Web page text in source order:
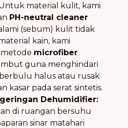
material kulit, kami
PH-neutral cleaner
(sebum) kulit tidak
kain, kami
microfiber
guna menghindari
halus atau rusak
kasar pada serat sintetis.
Dehumidifier:
di ruangan bersuhu
sinar matahari